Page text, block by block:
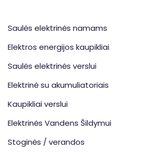
Saulės elektrinės namams
Elektros energijos kaupikliai
Saulės elektrinės verslui
Elektrinė su akumuliatoriais
Kaupikliai verslui
Elektrinės Vandens Šildymui
Stoginės / verandos